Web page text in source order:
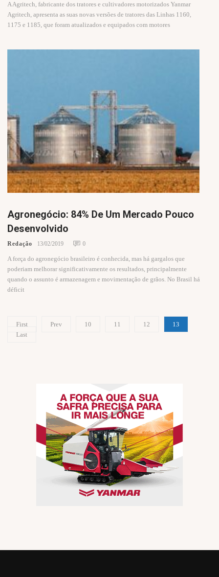
A Agritech, fabricante dos tratores e cultivadores motorizados Yanmar
Agritech, apresenta as suas novas versões de tratores das Linhas 1160,
1175 e 1185, que foram atualizados e equipados com motores
Agronegócio: 84% De Um Mercado Pouco
Desenvolvido
Redação 13/02/2019 0
A força do agronegócio brasileiro é conhecida, mas há gargalos que
poderiam melhorar significativamente os resultados, principalmente
quando o assunto é armazenagem e movimentação de grãos. No Brasil há
déficit
First Prev 10 11 12
13
Last